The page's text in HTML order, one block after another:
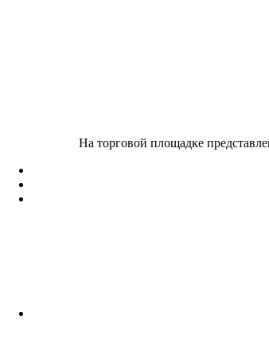
На торговой площадке